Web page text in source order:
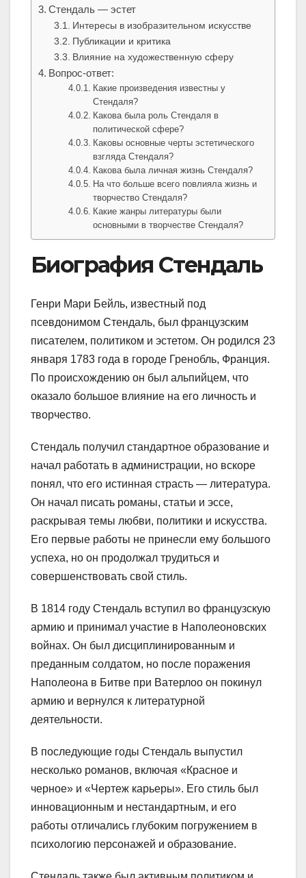
Стендаль — эстет
Интересы в изобразительном искусстве
Публикации и критика
Влияние на художественную сферу
Вопрос-ответ:
Какие произведения известны у
Стендаля?
Какова была роль Стендаля в
политической сфере?
Каковы основные черты эстетического
взгляда Стендаля?
Какова была личная жизнь Стендаля?
На что больше всего повлияла жизнь и
творчество Стендаля?
Какие жанры литературы были
основными в творчестве Стендаля?
Биография Стендаль
Генри Мари Бейль, известный под
псевдонимом Стендаль, был французским
писателем, политиком и эстетом. Он родился 23
января 1783 года в городе Гренобль, Франция.
По происхождению он был альпийцем, что
оказало большое влияние на его личность и
творчество.
Стендаль получил стандартное образование и
начал работать в администрации, но вскоре
понял, что его истинная страсть — литература.
Он начал писать романы, статьи и эссе,
раскрывая темы любви, политики и искусства.
Его первые работы не принесли ему большого
успеха, но он продолжал трудиться и
совершенствовать свой стиль.
В 1814 году Стендаль вступил во французскую
армию и принимал участие в Наполеоновских
войнах. Он был дисциплинированным и
преданным солдатом, но после поражения
Наполеона в Битве при Ватерлоо он покинул
армию и вернулся к литературной
деятельности.
В последующие годы Стендаль выпустил
несколько романов, включая «Красное и
черное» и «Чертеж карьеры». Его стиль был
инновационным и нестандартным, и его
работы отличались глубоким погружением в
психологию персонажей и образование.